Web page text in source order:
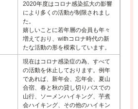
2020年度はコロナ感染拡大の影響
により多くの活動が制限されまし
た。
嬉しいことに若年層の会員も年々
増えており、withコロナ時代の新
たな活動の形を模索しています。
現在はコロナ感染症の為、すべて
の活動を休止しております。例年
であれば、新年会、忘年会、夏山
合宿、春と秋の貸し切りバスでの
山行、ソーメンハイキング、芋煮
会ハイキング、その他のハイキン